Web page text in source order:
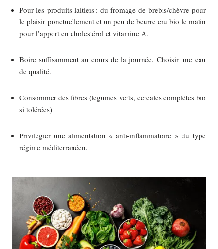
Pour les produits laitiers : du fromage de brebis/chèvre pour
le plaisir ponctuellement et un peu de beurre cru bio le matin
pour l’apport en cholestérol et vitamine A.
Boire suffisamment au cours de la journée. Choisir une eau
de qualité.
Consommer des fibres (légumes verts, céréales complètes bio
si tolérées)
Privilégier une alimentation « anti‑inflammatoire » du type
régime méditerranéen.